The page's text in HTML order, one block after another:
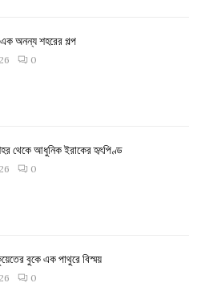
অনন্য শহরের গল্প
0
থেকে আধুনিক ইরাকের হৃৎপিণ্ড
0
বুকে এক পাথুরে বিস্ময়
0